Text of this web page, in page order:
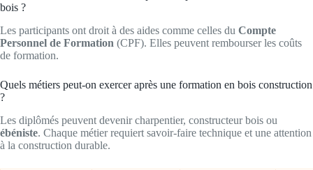
bois ?
Les participants ont droit à des aides comme celles du Compte
Personnel de Formation (CPF). Elles peuvent rembourser les coûts
de formation.
Quels métiers peut-on exercer après une formation en bois construction
?
Les diplômés peuvent devenir charpentier, constructeur bois ou
ébéniste. Chaque métier requiert savoir-faire technique et une attention
à la construction durable.